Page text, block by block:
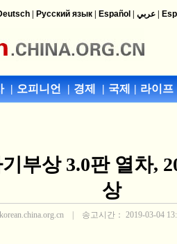
부상 3.0판 열차,
상
korean.china.org.cn | 송고시간： 2019-03-04